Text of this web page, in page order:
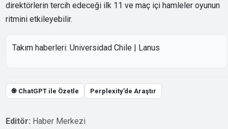
direktörlerin tercih edeceği ilk 11 ve maç içi hamleler oyunun
ritmini etkileyebilir.
Takım haberleri:Universidad Chile | Lanus
֎ ChatGPT ile Özetle Perplexity’de Araştır
Editör: Haber Merkezi